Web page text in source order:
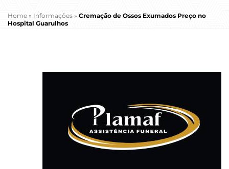
Home » Informações » Cremação de Ossos Exumados Preço no
Hospital Guarulhos